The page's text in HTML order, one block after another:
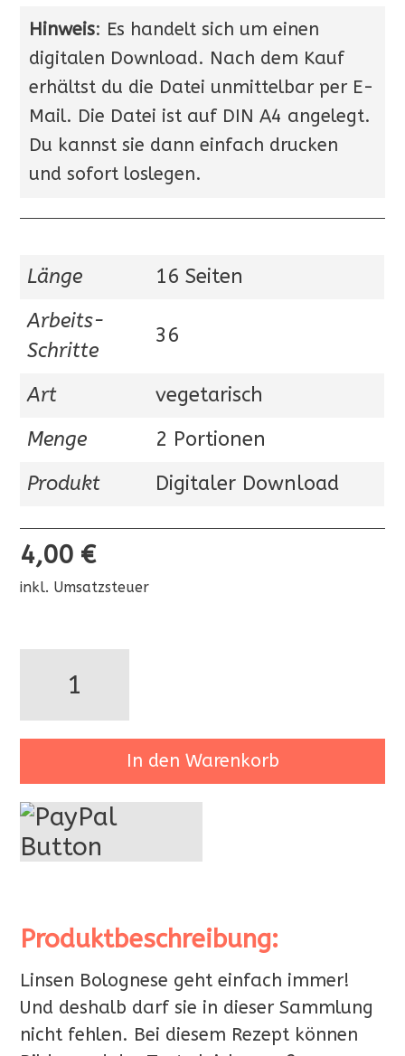
Hinweis: Es handelt sich um einen
digitalen Download. Nach dem Kauf
erhältst du die Datei unmittelbar per E-
Mail. Die Datei ist auf DIN A4 angelegt.
Du kannst sie dann einfach drucken
und sofort loslegen.
Länge
16 Seiten
Arbeits-
Schritte
36
Art
vegetarisch
Menge
2 Portionen
Produkt
Digitaler Download
4,00 €
inkl. Umsatzsteuer
Linsen
Bolognese
In den Warenkorb
Produktbeschreibung:
Linsen Bolognese geht einfach immer!
Und deshalb darf sie in dieser Sammlung
nicht fehlen. Bei diesem Rezept können